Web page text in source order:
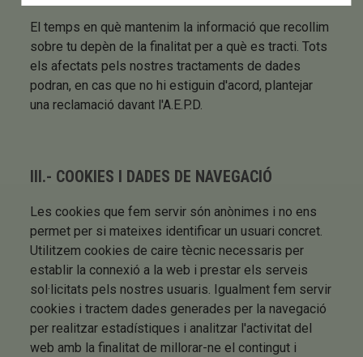
El temps en què mantenim la informació que recollim
sobre tu depèn de la finalitat per a què es tracti. Tots
els afectats pels nostres tractaments de dades
podran, en cas que no hi estiguin d'acord, plantejar
una reclamació davant l'A.E.P.D.
III.- COOKIES I DADES DE NAVEGACIÓ
Les cookies que fem servir són anònimes i no ens
permet per si mateixes identificar un usuari concret.
Utilitzem cookies de caire tècnic necessaris per
establir la connexió a la web i prestar els serveis
sol·licitats pels nostres usuaris. Igualment fem servir
cookies i tractem dades generades per la navegació
per realitzar estadístiques i analitzar l'activitat del
web amb la finalitat de millorar-ne el contingut i